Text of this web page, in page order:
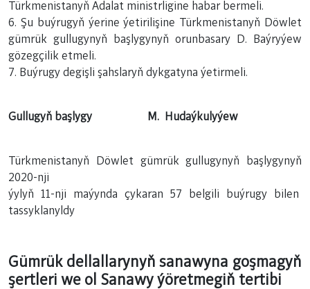
Türkmenistanyň Adalat ministrligine habar bermeli.
6. Şu buýrugyň ýerine ýetirilişine Türkmenistanyň Döwlet
gümrük gullugynyň başlygynyň orunbasary D. Baýryýew
gözegçilik etmeli.
7. Buýrugy degişli şahslaryň dykgatyna ýetirmeli.
Gullugyň başlygy M. Hudaýkulyýew
Türkmenistanyň Döwlet gümrük gullugynyň başlygynyň
2020-nji
ýylyň 11-nji maýynda çykaran 57 belgili buýrugy bilen
tassyklanyldy
Gümrük dellallarynyň sanawyna goşmagyň
şertleri we ol Sanawy ýöretmegiň tertibi